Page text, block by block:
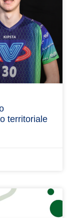
territoriale